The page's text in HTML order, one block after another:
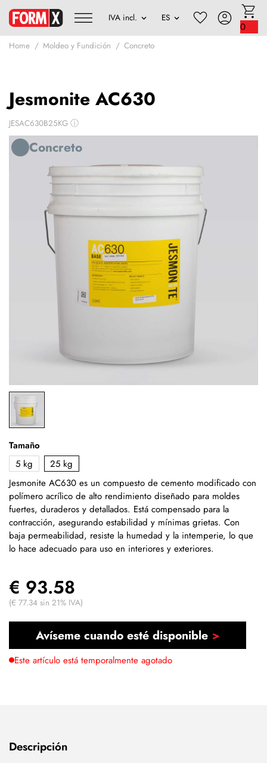
0
Home Moldeo y Fundición Concreto
Jesmonite AC630
JESAC630B25KG ⓘ
Concreto
Tamaño
5 kg
25 kg
Jesmonite AC630 es un compuesto de cemento modificado con
polímero acrílico de alto rendimiento diseñado para moldes
fuertes, duraderos y detallados. Está compensado para la
contracción, asegurando estabilidad y mínimas grietas. Con
baja permeabilidad, resiste la humedad y la intemperie, lo que
lo hace adecuado para uso en interiores y exteriores.
€ 93.58
(€ 77.34 sin 21% IVA)
Avíseme cuando esté disponible
Este artículo está temporalmente agotado
Descripción